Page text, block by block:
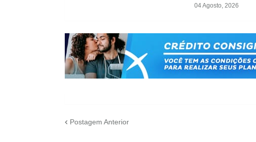
04 Agosto, 2026
Postagem Anterior